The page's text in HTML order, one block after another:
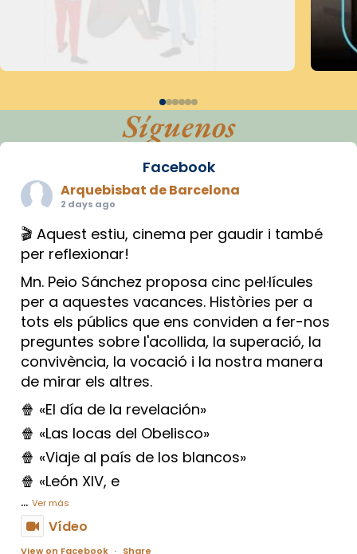
Síguenos
Facebook
Arquebisbat de Barcelona
2 days ago
🎬 Aquest estiu, cinema per gaudir i també
per reflexionar!
Mn. Peio Sánchez proposa cinc pel·lícules
per a aquestes vacances. Històries per a
tots els públics que ens conviden a fer-nos
preguntes sobre l'acollida, la superació, la
convivència, la vocació i la nostra manera
de mirar els altres.
🍿 «El día de la revelación»
🍿 «Las locas del Obelisco»
🍿 «Viaje al país de los blancos»
🍿 «León XIV, e
... Ver más
Vídeo
View on Facebook · Share